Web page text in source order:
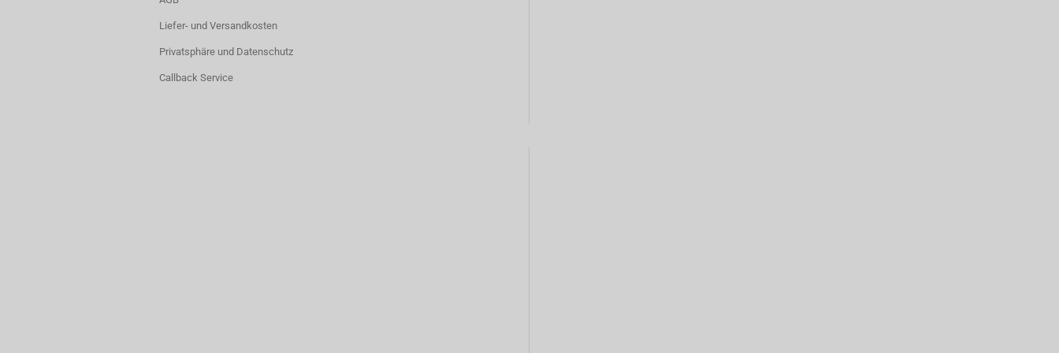
Liefer- und Versandkosten
Privatsphäre und Datenschutz
Callback Service